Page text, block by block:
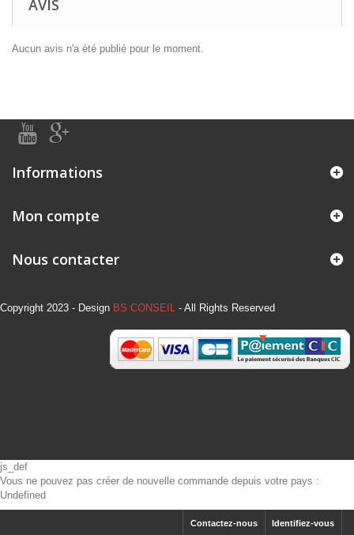
AVIS
Aucun avis n'a été publié pour le moment.
Informations
Mon compte
Nous contacter
Copyright 2023 - Design BS CONSEIL - All Rights Reserved
js_def
Vous ne pouvez pas créer de nouvelle commande depuis votre pays :
Undefined
Identifiez-vous
Contactez-nous